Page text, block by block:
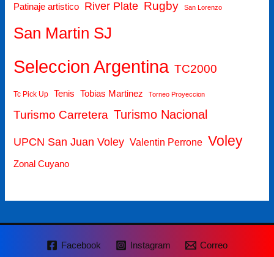
Patinaje artistico River Plate Rugby San Lorenzo
San Martin SJ
Seleccion Argentina TC2000
Tc Pick Up Tenis Tobias Martinez Torneo Proyeccion
Turismo Carretera Turismo Nacional
UPCN San Juan Voley Valentin Perrone Voley
Zonal Cuyano
Facebook Instagram Correo